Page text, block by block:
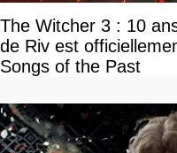
The Witcher 3 : 10
de Riv est
Songs of the Past